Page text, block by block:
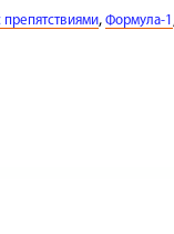
препятствиями, Формула-1